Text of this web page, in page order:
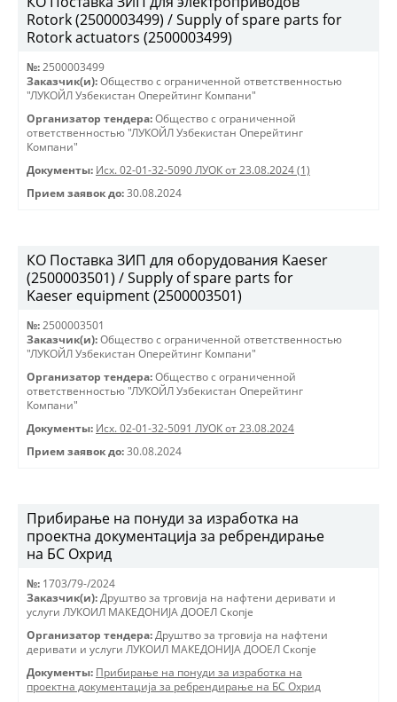
Rotork (2500003499) / Supply of spare parts for
Rotork actuators (2500003499)
№: 2500003499
Заказчик(и): Общество с ограниченной ответственностью
"ЛУКОЙЛ Узбекистан Оперейтинг Компани"
Организатор тендера: Общество с ограниченной
ответственностью "ЛУКОЙЛ Узбекистан Оперейтинг
Компани"
Документы: Исх. 02-01-32-5090 ЛУОК от 23.08.2024 (1)
Прием заявок до: 30.08.2024
КО Поставка ЗИП для оборудования Kaeser
(2500003501) / Supply of spare parts for
Kaeser equipment (2500003501)
№: 2500003501
Заказчик(и): Общество с ограниченной ответственностью
"ЛУКОЙЛ Узбекистан Оперейтинг Компани"
Организатор тендера: Общество с ограниченной
ответственностью "ЛУКОЙЛ Узбекистан Оперейтинг
Компани"
Документы: Исх. 02-01-32-5091 ЛУОК от 23.08.2024
Прием заявок до: 30.08.2024
Прибирање на понуди за изработка на
проектна документација за ребрендирање
на БС Охрид
№: 1703/79-/2024
Заказчик(и): Друштво за трговиjа на нафтени деривати и
услуги ЛУКОИЛ МАКЕДОНИJА ДООЕЛ Скопjе
Организатор тендера: Друштво за трговиjа на нафтени
деривати и услуги ЛУКОИЛ МАКЕДОНИJА ДООЕЛ Скопjе
Документы: Прибирање на понуди за изработка на
проектна документација за ребрендирање на БС Охрид